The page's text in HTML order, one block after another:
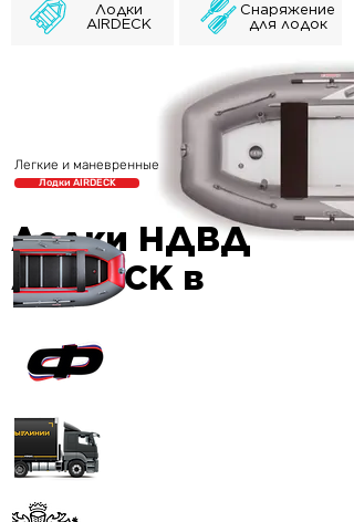
Лодки
AIRDECK
Снаряжение
для лодок
Легкие и маневренные
Лодки AIRDECK
Лодки НДВД
AIRDECK в
Гарантия